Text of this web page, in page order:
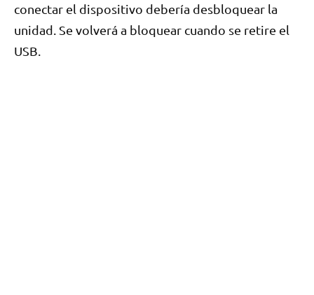
conectar el dispositivo debería desbloquear la
unidad. Se volverá a bloquear cuando se retire el
USB.